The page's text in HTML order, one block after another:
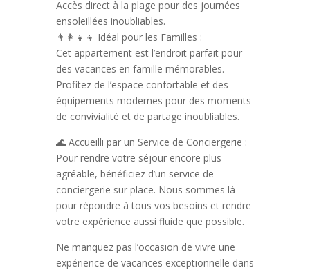
Accès direct à la plage pour des journées
ensoleillées inoubliables.
👨‍👩‍👧‍👦 Idéal pour les Familles :
Cet appartement est l’endroit parfait pour
des vacances en famille mémorables.
Profitez de l’espace confortable et des
équipements modernes pour des moments
de convivialité et de partage inoubliables.
🌊 Accueilli par un Service de Conciergerie :
Pour rendre votre séjour encore plus
agréable, bénéficiez d’un service de
conciergerie sur place. Nous sommes là
pour répondre à tous vos besoins et rendre
votre expérience aussi fluide que possible.
Ne manquez pas l’occasion de vivre une
expérience de vacances exceptionnelle dans